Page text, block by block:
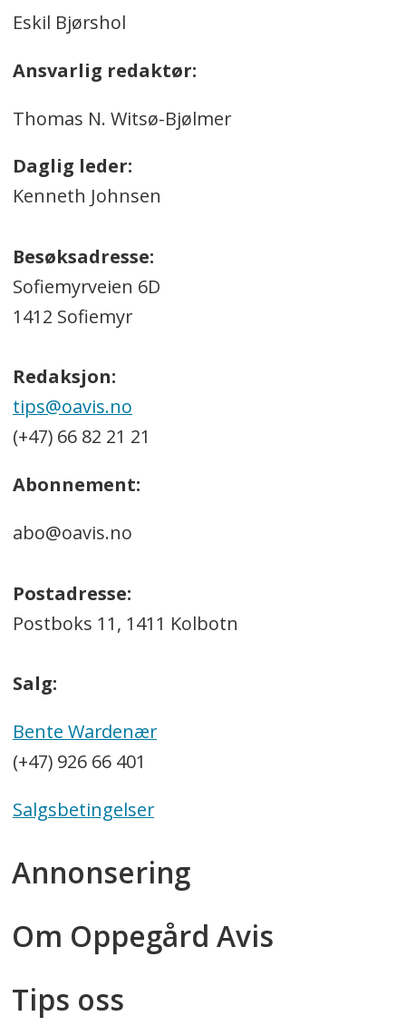
Eskil Bjørshol
Ansvarlig redaktør:
Thomas N. Witsø-Bjølmer
Daglig leder:
Kenneth Johnsen
Besøksadresse:
Sofiemyrveien 6D
1412 Sofiemyr
Redaksjon:
tips@oavis.no
(+47) 66 82 21 21
Abonnement:
abo@oavis.no
Postadresse:
Postboks 11, 1411 Kolbotn
Salg:
Bente Wardenær
(+47) 926 66 401
Salgsbetingelser
Annonsering
Om Oppegård Avis
Tips oss